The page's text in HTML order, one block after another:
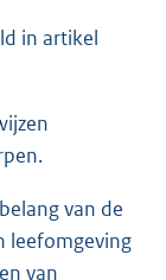
in artikel
van de
leefomgeving
van